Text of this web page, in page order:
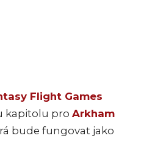
Flight Games
kapitolu pro Arkham
bude fungovat jako